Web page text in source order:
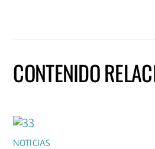
CONTENIDO
NOTICIAS